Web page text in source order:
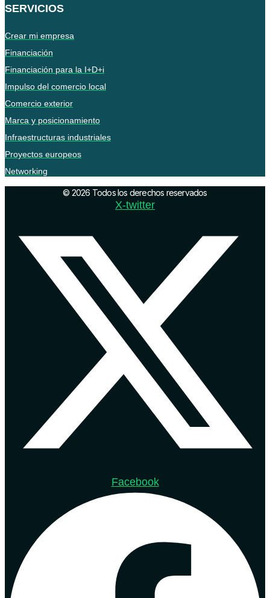
SERVICIOS
Crear mi empresa
Financiación
Financiación para la I+D+i
Impulso del comercio local
Comercio exterior
Marca y posicionamiento
Infraestructuras industriales
Proyectos europeos
Networking
© 2026 Todos los derechos reservados
X-twitter
Facebook